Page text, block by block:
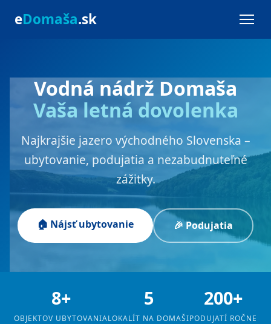
eDomaša.sk
Vodná nádrž Domaša
Vaša letná dovolenka
Najkrajšie jazero východného Slovenska –
ubytovanie, podujatia a nezabudnuteľné
zážitky.
🏠 Nájsť ubytovanie 🎉 Podujatia
8+
OBJEKTOV UBYTOVANIA
5
LOKALÍT NA DOMAŠI
200+
PODUJATÍ ROČNE